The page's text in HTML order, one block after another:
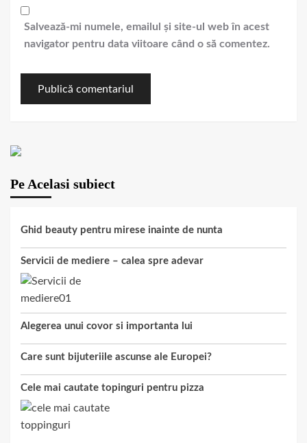
Salvează-mi numele, emailul și site-ul web în acest
navigator pentru data viitoare când o să comentez.
Pe Acelasi subiect
Ghid beauty pentru mirese inainte de nunta
Servicii de mediere – calea spre adevar
Alegerea unui covor si importanta lui
Care sunt bijuteriile ascunse ale Europei?
Cele mai cautate topinguri pentru pizza